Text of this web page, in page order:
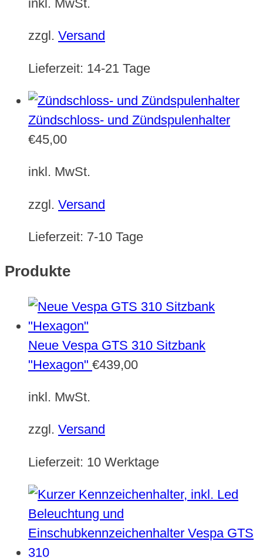
inkl. MwSt.
zzgl. Versand
Lieferzeit: 14-21 Tage
Zündschloss- und Zündspulenhalter
€45,00
inkl. MwSt.
zzgl. Versand
Lieferzeit: 7-10 Tage
Produkte
Neue Vespa GTS 310 Sitzbank
"Hexagon" €439,00
inkl. MwSt.
zzgl. Versand
Lieferzeit: 10 Werktage